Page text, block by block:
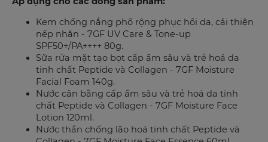
Kem chống nắng phổ rộng phục hồi da, cải thiện
nếp nhăn - 7GF UV Care & Tone-up
SPF50+/PA++++ 80g.
Sữa rửa mặt tạo bọt cấp ẩm sâu và trẻ hoá da
tinh chất Peptide và Collagen - 7GF Moisture
Facial Foam 140g.
Nước cân bằng cấp ẩm sâu và trẻ hoá da tinh
chất Peptide và Collagen - 7GF Moisture Face
Lotion 120ml.
Nước thần chống lão hoá tinh chất Peptide và